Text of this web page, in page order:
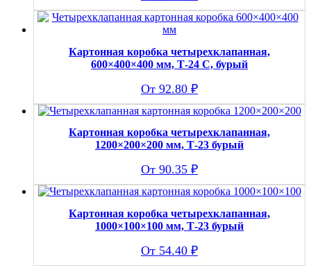
Картонная коробка четырехклапанная,
600×400×400 мм, Т-24 С, бурый
92.80 ₽
Картонная коробка четырехклапанная,
1200×200×200 мм, Т-23 бурый
90.35 ₽
Картонная коробка четырехклапанная,
1000×100×100 мм, Т-23 бурый
54.40 ₽